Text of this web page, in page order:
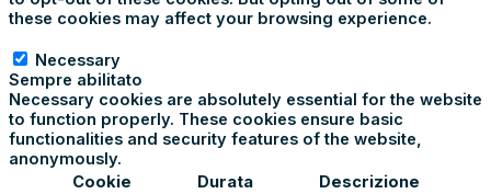
these cookies may affect your browsing experience.
Necessary
Sempre abilitato
Necessary cookies are absolutely essential for the website
to function properly. These cookies ensure basic
functionalities and security features of the website,
anonymously.
Cookie
Durata Descrizione